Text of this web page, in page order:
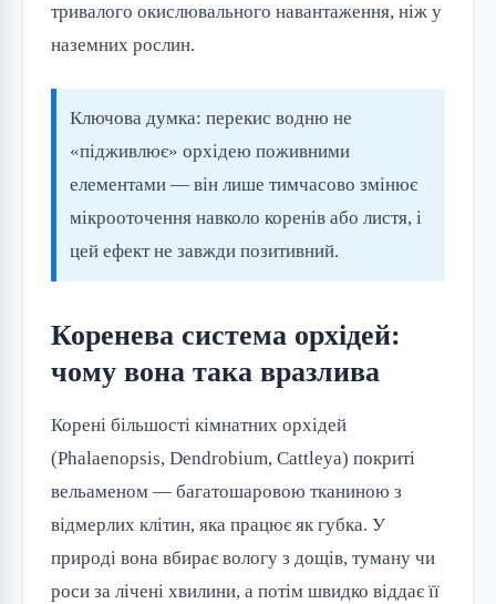
тривалого окислювального навантаження, ніж у
наземних рослин.
Ключова думка: перекис водню не
«підживлює» орхідею поживними
елементами — він лише тимчасово змінює
мікрооточення навколо коренів або листя, і
цей ефект не завжди позитивний.
Коренева система орхідей:
чому вона така вразлива
Корені більшості кімнатних орхідей
(Phalaenopsis, Dendrobium, Cattleya) покриті
вельаменом — багатошаровою тканиною з
відмерлих клітин, яка працює як губка. У
природі вона вбирає вологу з дощів, туману чи
роси за лічені хвилини, а потім швидко віддає її